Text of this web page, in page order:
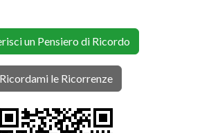
un Pensiero di Ricordo
Ricordami le Ricorrenze